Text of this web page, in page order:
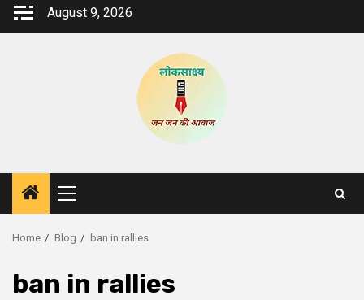
Skip
August 9, 2026
Primary
Menu
Home Blog ban in rallies
ban in rallies